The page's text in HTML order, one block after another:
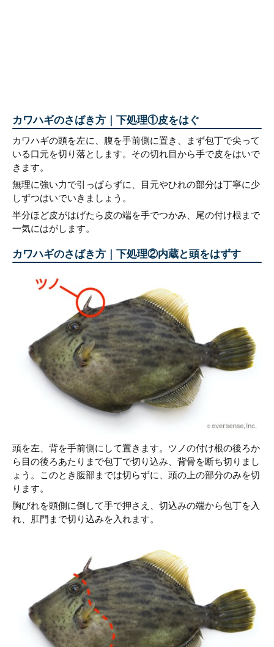
カワハギのさばき方｜下処理①皮をはぐ
カワハギの頭を左に、腹を手前側に置き、まず包丁で尖って
いる口元を切り落とします。その切れ目から手で皮をはいで
きます。
無理に強い力で引っぱらずに、目元やひれの部分は丁寧に少
しずつはいでいきましょう。
半分ほど皮がはげたら皮の端を手でつかみ、尾の付け根まで
一気にはがします。
カワハギのさばき方｜下処理②内蔵と頭をはずす
頭を左、背を手前側にして置きます。ツノの付け根の後ろか
ら目の後ろあたりまで包丁で切り込み、背骨を断ち切りまし
ょう。このとき腹部までは切らずに、頭の上の部分のみを切
ります。
胸びれを頭側に倒して手で押さえ、切込みの端から包丁を入
れ、肛門まで切り込みを入れます。